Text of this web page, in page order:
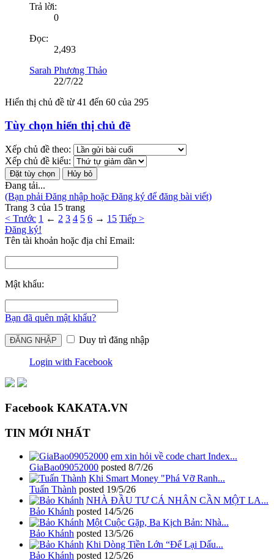
Trả lời:
0
Đọc:
2,493
Sarah Phương Thảo
22/7/22
Hiển thị chủ đề từ 41 đến 60 của 295
Tùy chọn hiển thị chủ đề
Xếp chủ đề theo:
Xếp chủ đề kiểu:
Đang tải...
(Bạn phải Đăng nhập hoặc Đăng ký để đăng bài viết)
Trang 3 của 15 trang
< Trước 1 ← 2 3 4 5 6 → 15 Tiếp >
Đăng ký!
Tên tài khoản hoặc địa chỉ Email:
Mật khẩu:
Bạn đã quên mật khẩu?
Duy trì đăng nhập
Login with Facebook
Facebook KAKATA.VN
TIN MỚI NHẤT
em xin hỏi về code chart Index...
GiaBao09052000 posted 8/7/26
Khi Smart Money "Phá Vỡ Ranh...
Tuấn Thành posted 19/5/26
NHÀ ĐẦU TƯ CÁ NHÂN CẦN MỘT LA...
Bảo Khánh posted 14/5/26
Một Cuộc Gặp, Ba Kịch Bản: Nhà...
Bảo Khánh posted 13/5/26
Khi Dòng Tiền Lớn “Để Lại Dấu...
Bảo Khánh posted 12/5/26